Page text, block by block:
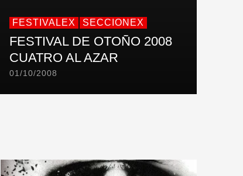
FESTIVALEX SECCIONEX
FESTIVAL DE OTOÑO 2008
CUATRO AL AZAR
01/10/2008